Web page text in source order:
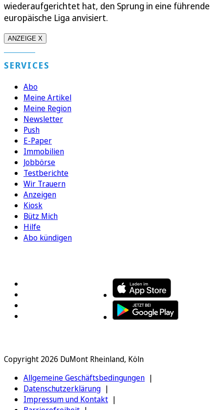
wiederaufgerichtet hat, den Sprung in eine führende
europäische Liga anvisiert.
ANZEIGE X
SERVICES
Abo
Meine Artikel
Meine Region
Newsletter
Push
E-Paper
Immobilien
Jobbörse
Testberichte
Wir Trauern
Anzeigen
Kiosk
Bütz Mich
Hilfe
Abo kündigen
Copyright 2026 DuMont Rheinland, Köln
Allgemeine Geschäftsbedingungen
Datenschutzerklärung
Impressum und Kontakt